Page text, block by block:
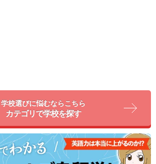
学校選びに悩むならこちら
カテゴリで学校を探す